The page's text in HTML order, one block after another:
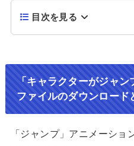
目次を見る
「キャラクターがジャ
ファイルのダウンロード
「ジャンプ」アニメーシ